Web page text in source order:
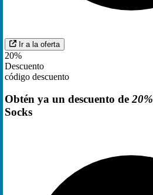
Ir a la oferta
20%
Descuento
código descuento
Obtén ya un descuento de20%
Socks